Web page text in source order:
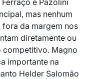
mas nenhum
da margem nos
diretamente ou
Magno
importante na
Helder Salomão